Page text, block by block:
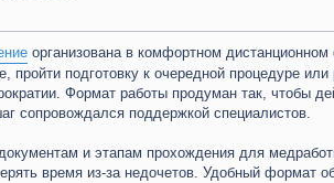
организована в комфортном
пройти подготовку к очередной процедуре
Формат работы продуман так, чтобы
сопровождался поддержкой специалистов.
и этапам прохождения для
время из-за недочетов. Удобный формат